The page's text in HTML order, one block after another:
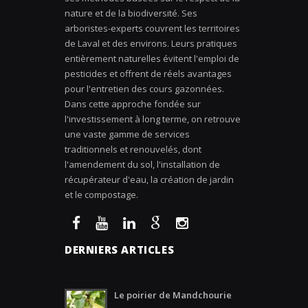
nature et de la biodiversité. Ses
arboristes-experts couvrent les territoires
de Laval et des environs. Leurs pratiques
entièrement naturelles évitent l'emploi de
pesticides et offrent de réels avantages
pour l'entretien des cours gazonnées.
Dans cette approche fondée sur
l'investissement à long terme, on retrouve
une vaste gamme de services
traditionnels et renouvelés, dont
l'amendement du sol, l'installation de
récupérateur d'eau, la création de jardin
et le compostage.
DERNIERS ARTICLES
Le poirier de Mandchourie